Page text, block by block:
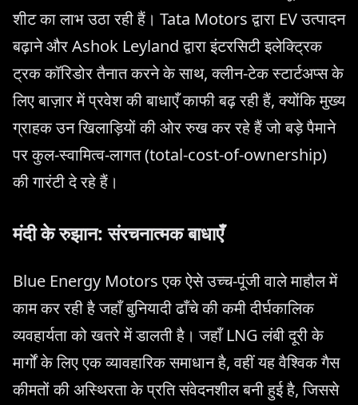
शीट का लाभ उठा रही हैं। Tata Motors द्वारा EV उत्पादन
बढ़ाने और Ashok Leyland द्वारा इंटरसिटी इलेक्ट्रिक
ट्रक कॉरिडोर तैनात करने के साथ, क्लीन-टेक स्टार्टअप्स के
लिए बाज़ार में प्रवेश की बाधाएँ काफी बढ़ रही हैं, क्योंकि मुख्य
ग्राहक उन खिलाड़ियों की ओर रुख कर रहे हैं जो बड़े पैमाने
पर कुल-स्वामित्व-लागत (total-cost-of-ownership)
की गारंटी दे रहे हैं।
मंदी के रुझान: संरचनात्मक बाधाएँ
Blue Energy Motors एक ऐसे उच्च-पूंजी वाले माहौल में
काम कर रही है जहाँ बुनियादी ढाँचे की कमी दीर्घकालिक
व्यवहार्यता को खतरे में डालती है। जहाँ LNG लंबी दूरी के
मार्गों के लिए एक व्यावहारिक समाधान है, वहीं यह वैश्विक गैस
कीमतों की अस्थिरता के प्रति संवेदनशील बनी हुई है, जिससे